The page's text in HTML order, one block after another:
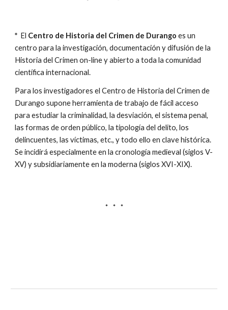
* El Centro de Historia del Crimen de Durango es un
centro para la investigación, documentación y difusión de la
Historia del Crimen on-line y abierto a toda la comunidad
científica internacional.
Para los investigadores el Centro de Historia del Crimen de
Durango supone herramienta de trabajo de fácil acceso
para estudiar la criminalidad, la desviación, el sistema penal,
las formas de orden público, la tipología del delito, los
delincuentes, las víctimas, etc., y todo ello en clave histórica.
Se incidirá especialmente en la cronología medieval (siglos V-
XV) y subsidiariamente en la moderna (siglos XVI-XIX).
*     *     *